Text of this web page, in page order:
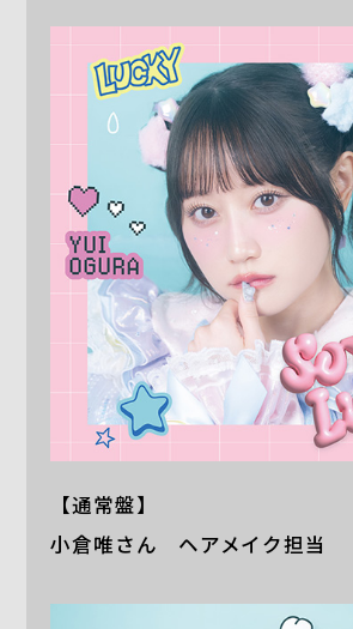
【通常盤】
小倉唯さん ヘアメイク担当